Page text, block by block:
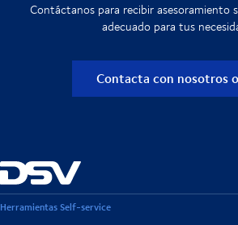
Contáctanos para recibir asesoramiento
adecuado para tus
Contacta con nosotros
Herramientas Self-service